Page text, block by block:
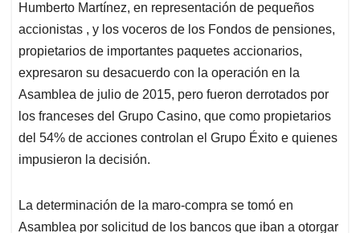
Humberto Martínez, en representación de pequeños
accionistas , y los voceros de los Fondos de pensiones,
propietarios de importantes paquetes accionarios,
expresaron su desacuerdo con la operación en la
Asamblea de julio de 2015, pero fueron derrotados por
los franceses del Grupo Casino, que como propietarios
del 54% de acciones controlan el Grupo Éxito e quienes
impusieron la decisión.
La determinación de la maro-compra se tomó en
Asamblea por solicitud de los bancos que iban a otorgar